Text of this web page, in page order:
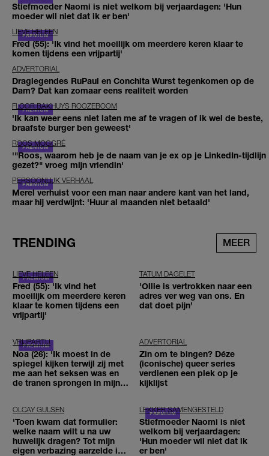
Stiefmoeder Naomi is niet welkom bij verjaardagen: 'Hun
moeder wil niet dat ik er ben'
LIEVE HELEEN
Fred (55): 'Ik vind het moeilijk om meerdere keren klaar te
komen tijdens een vrijpartij'
ADVERTORIAL
Draglegendes RuPaul en Conchita Wurst tegenkomen op de
Dam? Dat kan zomaar eens realiteit worden
FLOOR BAKHUYS ROOZEBOOM
'Ik kan weer eens niet laten me af te vragen of ik wel de beste,
braafste burger ben geweest'
ROOS MOGGRÉ
'"Roos, waarom heb je de naam van je ex op je LinkedIn-tijdlijn
gezet?" vroeg mijn vriendin'
PERSOONLIJK VERHAAL
Merel verhuist voor een man naar andere kant van het land,
maar hij verdwijnt: 'Huur al maanden niet betaald'
TRENDING MEER
LIEVE HELEEN
Fred (55): 'Ik vind het
moeilijk om meerdere keren
klaar te komen tijdens een
vrijpartij'
TATUM DAGELET
'Ollie is vertrokken naar een
adres ver weg van ons. En
dat doet pijn’
VRIJPARTIJ
Noa (26): 'Ik moest in de
spiegel kijken terwijl zij met
me aan het seksen was en
de tranen sprongen in mijn
ADVERTORIAL
Zin om te bingen? Déze
(iconische) queer series
verdienen een plek op je
kijklijst
OLCAY GULSEN
'Toen kwam dat formulier:
welke naam wilt u na uw
huwelijk dragen? Tot mijn
eigen verbazing aarzelde ik
LEKKER SAMENGESTELD
Stiefmoeder Naomi is niet
welkom bij verjaardagen:
'Hun moeder wil niet dat ik
er ben'